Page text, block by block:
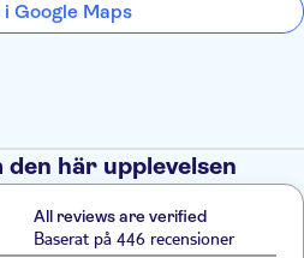
Google Maps
här upplevelsen
All reviews are verified
Baserat på 446 recensioner